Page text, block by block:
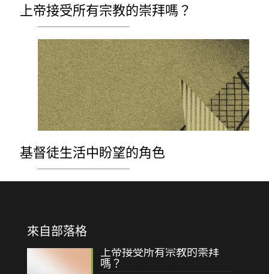
上帝接受所有宗教的崇拜嗎？
基督徒生活中盼望的角色
來自部落格
上帝接受所有宗教的崇拜
嗎？